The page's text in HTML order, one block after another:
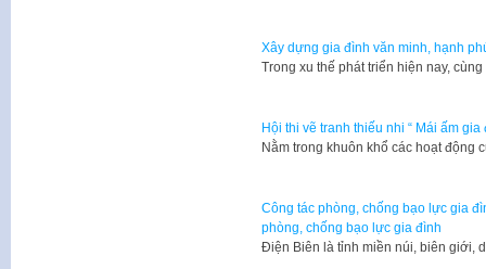
Xây dựng gia đình văn minh, hạnh
Trong xu thế phát triển hiện nay,
Hội thi vẽ tranh thiếu nhi “ Mái ấm gia
Nằm trong khuôn khổ các hoạt
Công tác phòng, chống bạo lực gia
phòng, chống bạo lực gia đình
​Điện Biên là tỉnh miền núi, biên giới,